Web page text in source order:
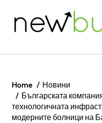
Home
Новини
Българската
технологичната
модерните болници на